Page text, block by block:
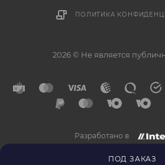
ПОД ЗАКАЗ
ПОЛИТИКА
2026 © Не является
Разработано в
Напишите нам в
Telegram